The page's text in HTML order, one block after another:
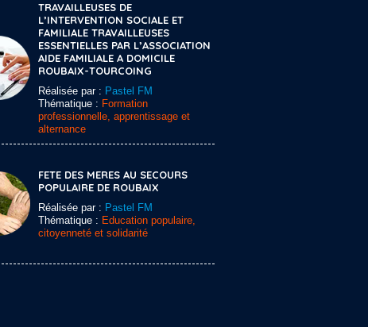
TRAVAILLEUSES DE
L’INTERVENTION SOCIALE ET
FAMILIALE TRAVAILLEUSES
ESSENTIELLES PAR L’ASSOCIATION
AIDE FAMILIALE A DOMICILE
ROUBAIX-TOURCOING
Réalisée par : Pastel FM
Thématique : Formation
professionnelle, apprentissage et
alternance
FETE DES MERES AU SECOURS
POPULAIRE DE ROUBAIX
Réalisée par : Pastel FM
Thématique : Education populaire,
citoyenneté et solidarité